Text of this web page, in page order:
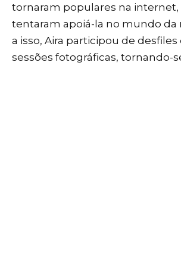
tornaram populares na internet,
tentaram apoiá-la no mundo da
a isso, Aira participou de
sessões fotográficas, tornando-